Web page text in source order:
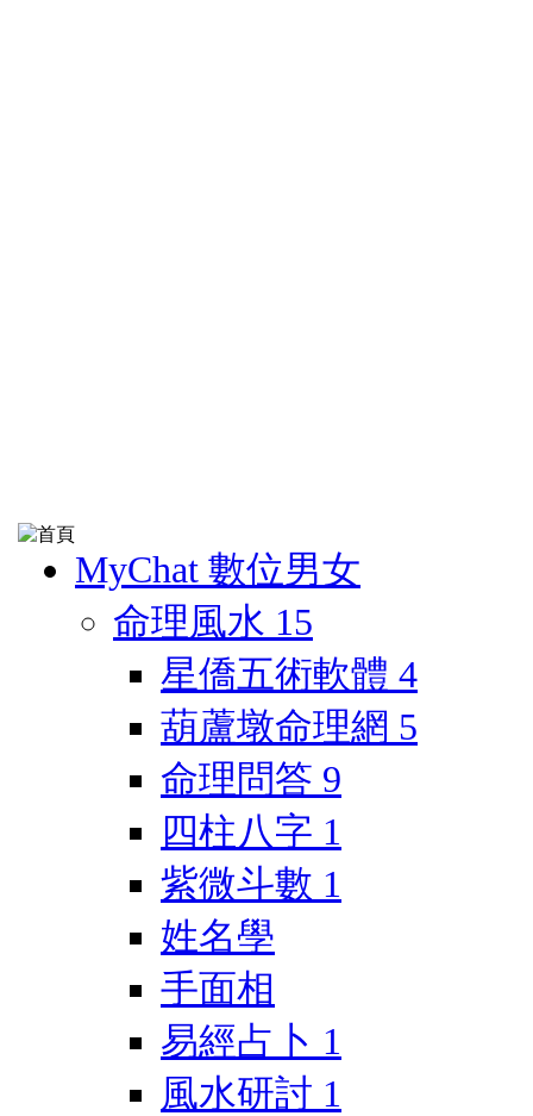
MyChat 數位男女
命理風水 15
星僑五術軟體 4
葫蘆墩命理網 5
命理問答 9
四柱八字 1
紫微斗數 1
姓名學
手面相
易經占卜 1
風水研討 1